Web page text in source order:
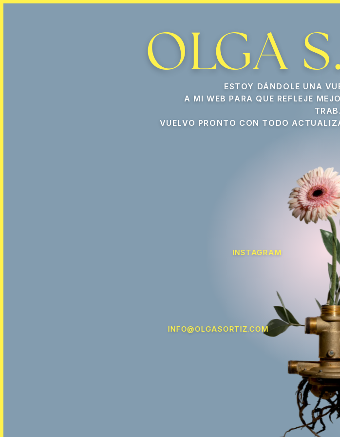
OLGA
ESTOY DÁNDOLE UNA
A MI WEB PARA QUE REFLEJE
VUELVO PRONTO CON TODO
INSTAGRAM
INFO@OLGASORTIZ.COM